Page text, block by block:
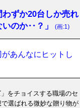
ずか20台しか売れ
のか‥？」
(画:1)
あんなにヒットし
をチョイスする職場のセ
選ばれる微妙な贈り物が